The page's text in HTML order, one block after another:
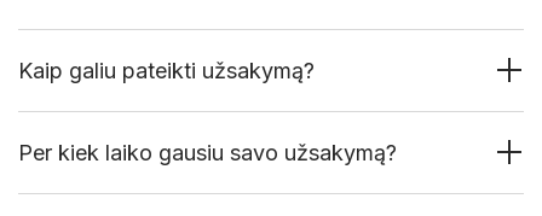
Kaip galiu pateikti užsakymą?
Per kiek laiko gausiu savo užsakymą?